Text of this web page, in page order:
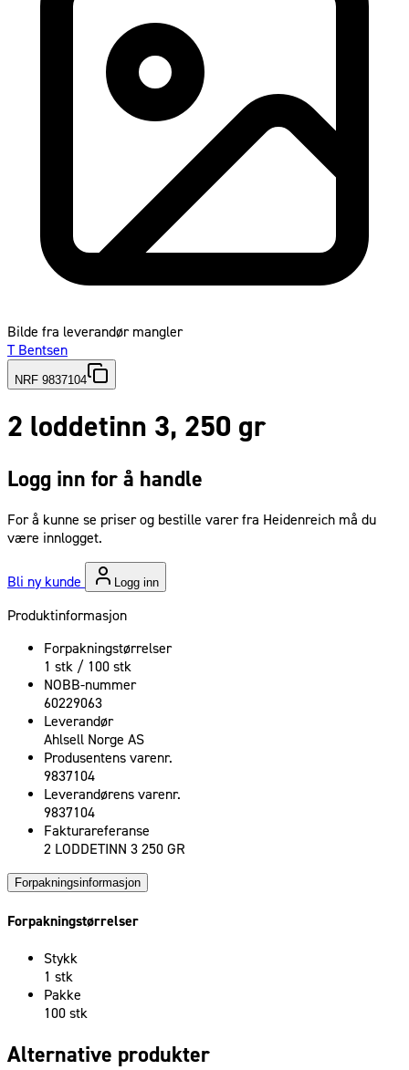
Bilde fra leverandør mangler
T Bentsen
NRF 9837104
2 loddetinn 3, 250 gr
Logg inn for å handle
For å kunne se priser og bestille varer fra Heidenreich må du
være innlogget.
Bli ny kunde Logg inn
Produktinformasjon
Forpakningstørrelser
1 stk / 100 stk
NOBB-nummer
60229063
Leverandør
Ahlsell Norge AS
Produsentens varenr.
9837104
Leverandørens varenr.
9837104
Fakturareferanse
2 LODDETINN 3 250 GR
Forpakningsinformasjon
Forpakningstørrelser
Stykk
1 stk
Pakke
100 stk
Alternative produkter